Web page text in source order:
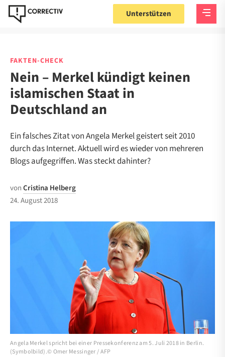
Unterstützen
FAKTEN-CHECK
Nein – Merkel kündigt keinen
islamischen Staat in
Deutschland an
Ein falsches Zitat von Angela Merkel geistert seit 2010
durch das Internet. Aktuell wird es wieder von mehreren
Blogs aufgegriffen. Was steckt dahinter?
vonCristina Helberg
24. August 2018
Angela Merkel spricht bei einer Pressekonferenz am 5. Juli 2018 in Berlin.
(Symbolbild).© Omer Messinger / AFP